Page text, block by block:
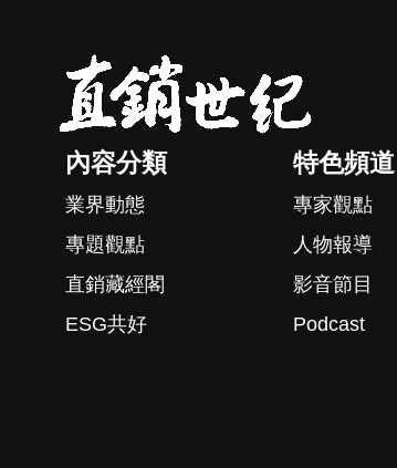
內容分類
業界動態
專題觀點
直銷藏經閣
ESG共好
特色頻道
專家觀點
人物報導
影音節目
Podcast